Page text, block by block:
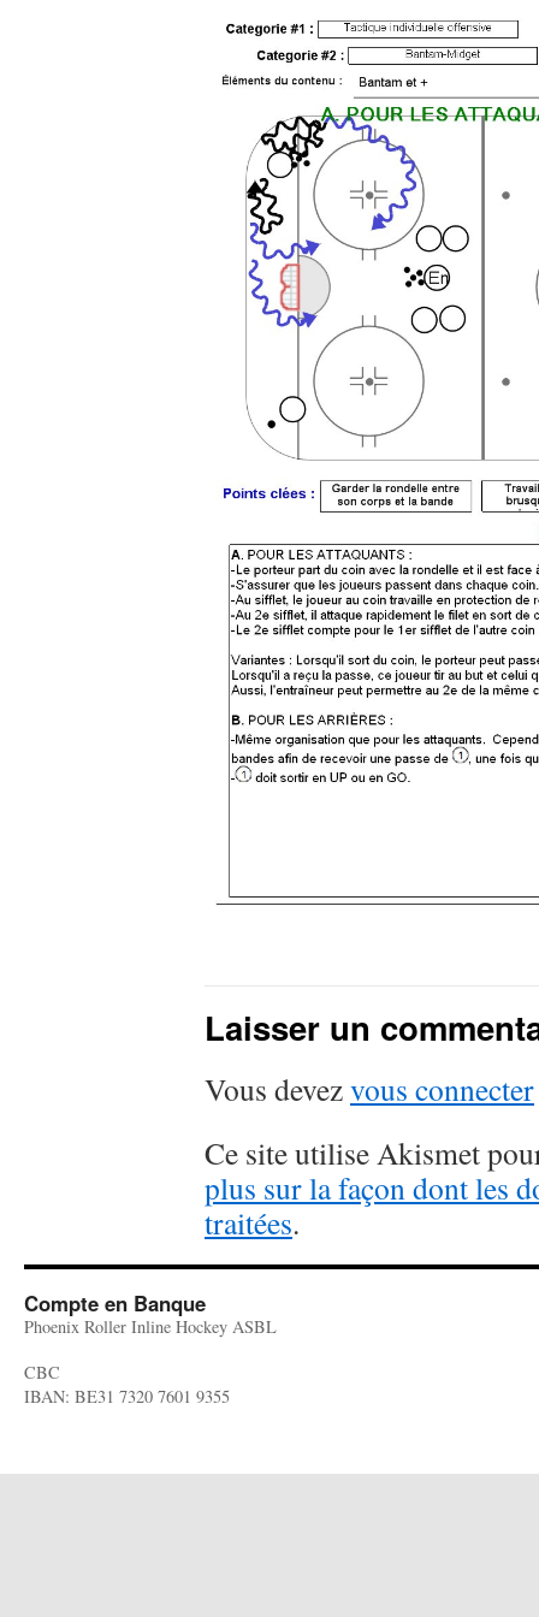
Laisser un
Vous devezvous connecter
Ce site utilise Akismet
plus sur la façon dont les
traitées.
Compte en Banque
Phoenix Roller Inline Hockey ASBL
CBC
IBAN: BE31 7320 7601 9355